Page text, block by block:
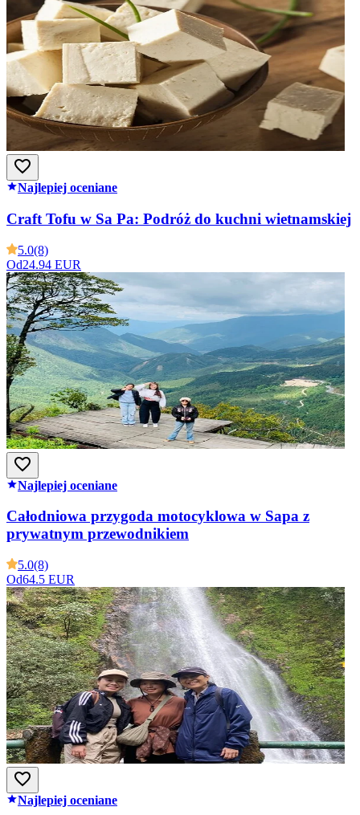
Najlepiej oceniane
Craft Tofu w Sa Pa: Podróż do kuchni wietnamskiej
5.0(8)
Od24.94 EUR
Najlepiej oceniane
Całodniowa przygoda motocyklowa w Sapa z
prywatnym przewodnikiem
5.0(8)
Od64.5 EUR
Najlepiej oceniane